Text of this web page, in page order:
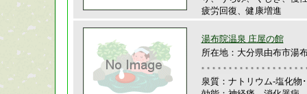
疲労回復、健康増進
湯布院温泉 庄屋の館
所在地：大分県由布市湯
泉質：ナトリウム-塩化物